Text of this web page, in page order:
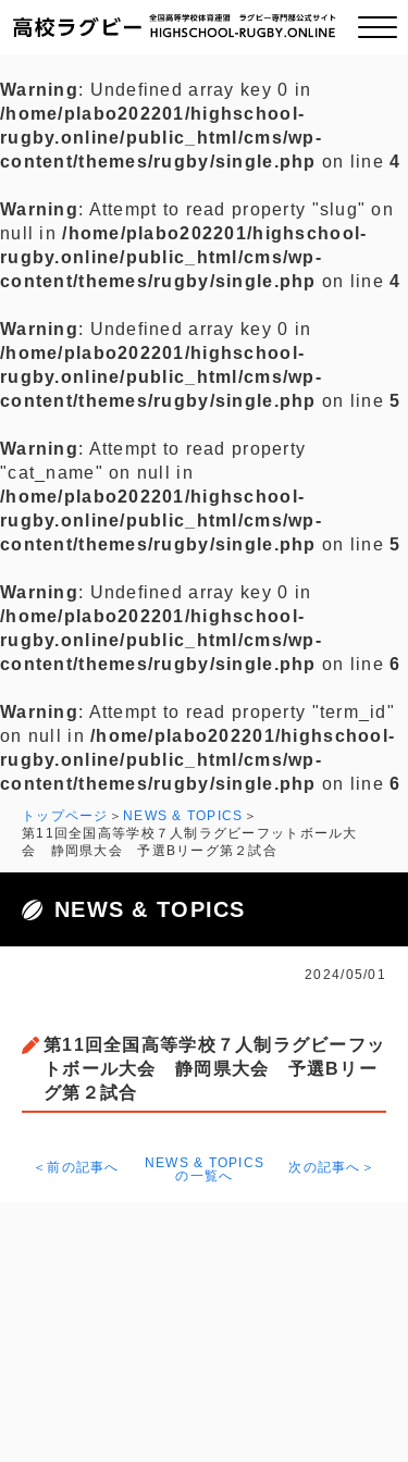
ご挨拶
全国チーム紹介
プライバシーポリシー
お問い合わせ
Warning: Undefined array key 0 in
/home/plabo202201/highschool-
rugby.online/public_html/cms/wp-
content/themes/rugby/single.php on line4
Warning: Attempt to read property "slug" on
null in/home/plabo202201/highschool-
rugby.online/public_html/cms/wp-
content/themes/rugby/single.php on line4
Warning: Undefined array key 0 in
/home/plabo202201/highschool-
rugby.online/public_html/cms/wp-
content/themes/rugby/single.php on line5
Warning: Attempt to read property
"cat_name" on null in
/home/plabo202201/highschool-
rugby.online/public_html/cms/wp-
content/themes/rugby/single.php on line5
Warning: Undefined array key 0 in
/home/plabo202201/highschool-
rugby.online/public_html/cms/wp-
content/themes/rugby/single.php on line6
Warning: Attempt to read property "term_id"
on null in/home/plabo202201/highschool-
rugby.online/public_html/cms/wp-
content/themes/rugby/single.php on line6
トップページ
NEWS & TOPICS
第11回全国高等学校７人制ラグビーフットボール大
会 静岡県大会 予選Bリーグ第２試合
NEWS & TOPICS
2024/05/01
第11回全国高等学校７人制ラグビーフッ
トボール大会 静岡県大会 予選Bリー
グ第２試合
＜前の記事へ
NEWS & TOPICS
の一覧へ
次の記事へ＞